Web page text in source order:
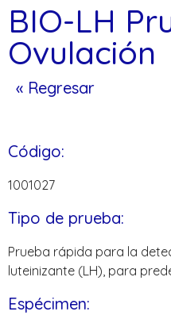
BIO-LH
Ovulación
« Regresar
Código:
1001027
Tipo de prueba:
Prueba rápida para la
luteinizante (LH), para
Espécimen: